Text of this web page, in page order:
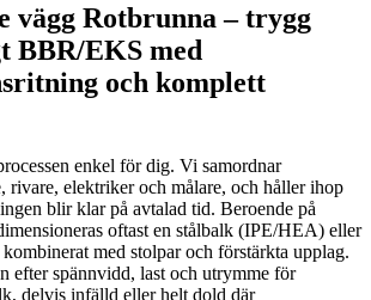
vägg Rotbrunna – trygg
BBR/EKS med
och komplett
enkel för dig. Vi samordnar
rivare, elektriker och målare, och håller ihop
blir klar på avtalad tid. Beroende på
oftast en stålbalk (IPE/HEA) eller
med stolpar och förstärkta upplag.
efter spännvidd, last och utrymme för
delvis infälld eller helt dold där